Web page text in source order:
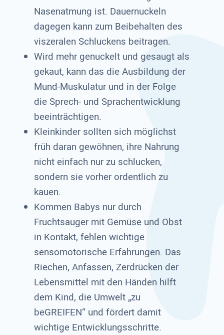
Nasenatmung ist. Dauernuckeln
dagegen kann zum Beibehalten des
viszeralen Schluckens beitragen.
Wird mehr genuckelt und gesaugt als
gekaut, kann das die Ausbildung der
Mund-Muskulatur und in der Folge
die Sprech- und Sprachentwicklung
beeinträchtigen.
Kleinkinder sollten sich möglichst
früh daran gewöhnen, ihre Nahrung
nicht einfach nur zu schlucken,
sondern sie vorher ordentlich zu
kauen.
Kommen Babys nur durch
Fruchtsauger mit Gemüse und Obst
in Kontakt, fehlen wichtige
sensomotorische Erfahrungen. Das
Riechen, Anfassen, Zerdrücken der
Lebensmittel mit den Händen hilft
dem Kind, die Umwelt „zu
beGREIFEN“ und fördert damit
wichtige Entwicklungsschritte.